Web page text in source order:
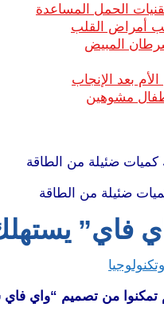
لتقنيات الحمل المساعدة
أمراض القلب
المبيض
بعد الإنجاب
مشوهين
ضئيلة من الطاقة
فاي”
تمكنوا من تصميم “واي